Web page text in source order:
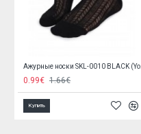
Гольфы 40DEN P-01 honey yellow
0.99€ 1.50€
Купить